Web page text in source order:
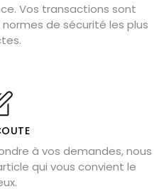
925
Vos transactions sont
de sécurité les plus
à vos demandes, nous
qui vous convient le